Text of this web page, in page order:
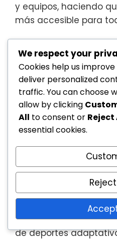
y equipos, haciendo
más accesible para
Clubes locales y
comunitarios
Los clubes locales
el tenis en silla de
Proporcionan
coaching y
adaptadas para
ruedas. Muchos
asociaciones con
comunitarias para
la accesibilidad.
Los recursos
de deportes
We respect your
Cookies help us
deliver personalized
traffic. You can choose
allow by clicking
All to consent or Reject
essential cookies.